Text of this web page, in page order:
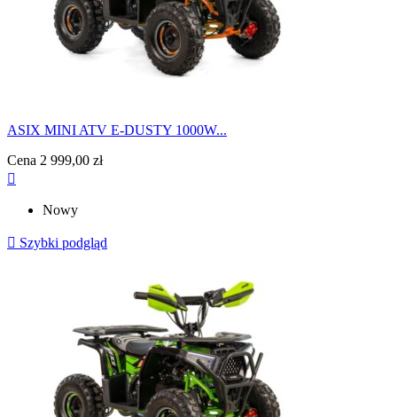
ASIX MINI ATV E-DUSTY 1000W...
Cena 2 999,00 zł

Nowy
 Szybki podgląd